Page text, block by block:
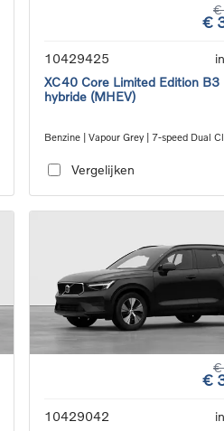
€
€
10429425
XC40 Core Limited Edition B3
hybride (MHEV)
Benzine | Vapour Grey | 7-speed Dual
Vergelijken
€
€
10429042